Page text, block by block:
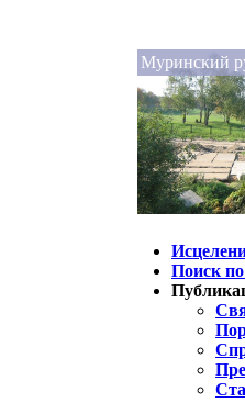
Муринский
Поиск